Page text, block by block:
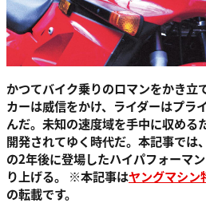
かつてバイク乗りのロマンをかき立
カーは威信をかけ、ライダーはプラ
んだ。未知の速度域を手中に収める
開発されてゆく時代だ。本記事では
の2年後に登場したハイパフォーマ
り上げる。 ※本記事はヤングマシン
の転載です。